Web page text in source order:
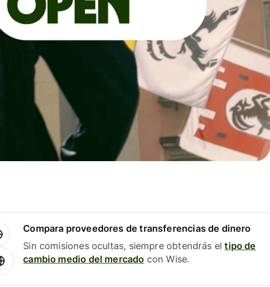
Compara proveedores de transferencias de dinero
Sin comisiones ocultas, siempre obtendrás eltipo de
cambio medio del mercado con Wise.